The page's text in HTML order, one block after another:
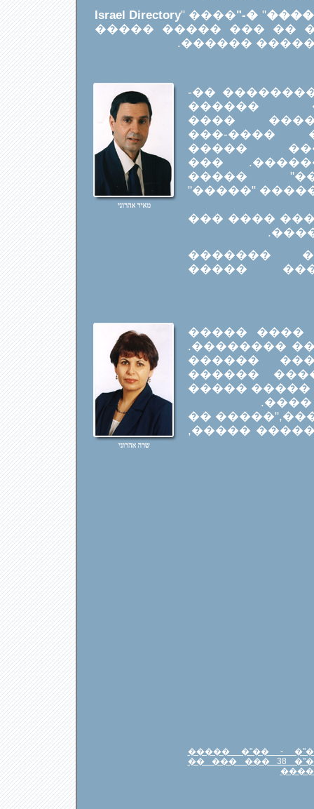
��
"
�-"
Israel Directory" ����
���� ���� ��� 2003 �� ��� ����� �����
����, ������
���� 1948, ����
������
������
�������
�������
��������.
���� ��
��
��� ����
�������
����� �����, 1953. ����
�����
���� 20 ���
������
���-���.
����
��� ���
������"
���� ���
��"� ������� ��"� 38 ��� ��� ��